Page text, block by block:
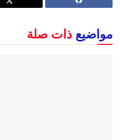
مواضيع ذات صلة